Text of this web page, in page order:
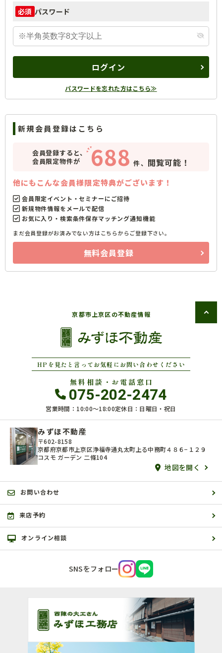
必須 パスワード
ログイン
パスワードを忘れた方はこちら≫
新規会員登録はこちら
会員登録すると、
会員限定物件が
688 件、 閲覧可能！
他にもこんな会員様限定特典がございます！
会員限定イベント・セミナーにご招待
新規物件情報をメールで配信
お気に入り・検索条件保存マッチング通知機能
まだ会員登録がお済みでない方はこちらからご登録下さい。
無料会員登録
京都市上京区の不動産情報
HPを見たと言ってお気軽にお問い合わせください
無料相談・お電話窓口
075-202-2474
営業時間：10:00〜18:00定休日：日曜日・祝日
みずほ不動産
〒602-8158
京都府京都市上京区浄福寺通丸太町上る中務町４８６−１２９
コスモ ガーデン 二條104
地図を開く
お問い合わせ
来店予約
オンライン相談
SNSをフォロー